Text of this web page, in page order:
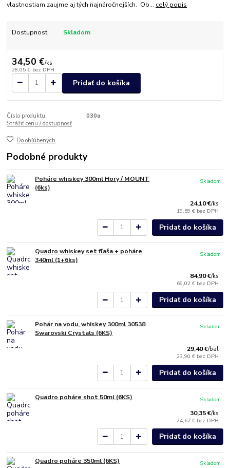
vlastnostiam zaujme aj tých najnáročnejších. Ob... celý popis
Dostupnosť Skladom
34,50 €/ks
28,05 € bez DPH
Pridať do košíka
Číslo produktu:
030a
Strážiť cenu / dostupnosť
Do obľúbených
Podobné produkty
Poháre whiskey 300ml Hory / MOUNT
(6ks)
24,10 €/ks
19,59 € bez DPH
Skladom
Pridať do košíka
Quadro whiskey set fľaša + poháre
340ml (1+6ks)
84,90 €/ks
69,02 € bez DPH
Skladom
Pridať do košíka
Pohár na vodu, whiskey 300ml 30538
Swarovski Crystals (6KS)
29,40 €/bal
23,90 € bez DPH
Skladom
Pridať do košíka
Quadro poháre shot 50ml (6KS)
30,35 €/ks
24,67 € bez DPH
Skladom
Pridať do košíka
Quadro poháre 350ml (6KS)
Skladom